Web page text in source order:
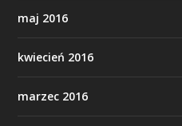
maj 2016
kwiecień 2016
marzec 2016